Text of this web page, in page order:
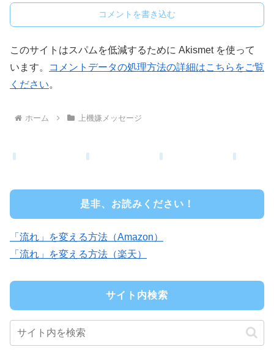
コメントを書き込む
このサイトはスパムを低減するために Akismet を使って
います。
コメントデータの処理方法の詳細はこちらをご覧
ください。
ホーム 上機嫌メッセージ
是非、お読みください！
「流れ」を変える方法（Amazon）
「流れ」を変える方法（楽天）
サイト内検索